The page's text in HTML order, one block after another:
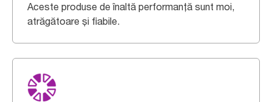
Aceste produse de înaltă performanță sunt moi,
atrăgătoare și fiabile.